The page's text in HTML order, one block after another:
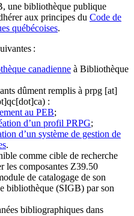
une bibliothèque publique
aux principes du Code de
québécoises.
:
canadienne à Bibliothèque
dûment remplis à prpg [at]
:
au PEB;
d’un profil PRPG;
d’un système de gestion de
.
comme cible de recherche
les composantes Z39.50
de catalogage de son
bibliothèque (SIGB) par son
bibliographiques dans